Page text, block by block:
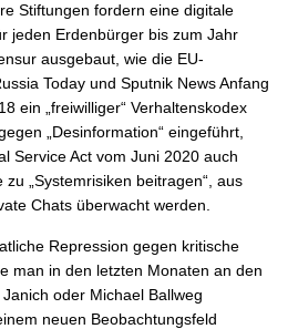
Stiftungen fordern eine digitale
jeden Erdenbürger bis zum Jahr
ausgebaut, wie die EU-
Today und Sputnik News Anfang
ein „freiwilliger“ Verhaltenskodex
„Desinformation“ eingeführt,
Service Act vom Juni 2020 auch
„Systemrisiken beitragen“, aus
Chats überwacht werden.
Repression gegen kritische
man in den letzten Monaten an den
oder Michael Ballweg
neuen Beobachtungsfeld